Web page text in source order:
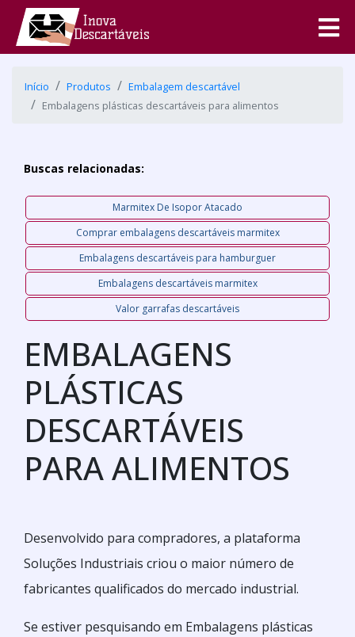
Início Produtos
Embalagem descartável
Embalagens plásticas descartáveis para alimentos
Buscas relacionadas:
Marmitex De Isopor Atacado
Comprar embalagens descartáveis marmitex
Embalagens descartáveis para hamburguer
Embalagens descartáveis marmitex
Valor garrafas descartáveis
EMBALAGENS
PLÁSTICAS
DESCARTÁVEIS
PARA ALIMENTOS
Desenvolvido para compradores, a plataforma
Soluções Industriais criou o maior número de
fabricantes qualificados do mercado industrial.
Se estiver pesquisando em Embalagens plásticas